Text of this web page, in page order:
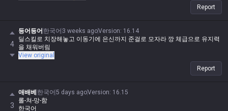
시버럴 체급이 앵간한 브루저보다 높은데 거리조절 ㅇㅈㄹ 이동기에 은신이
Report
4
등어등어 한국어 3 weeks agoVersion: 16.14
딜스킬로 치장해놓고 이동기에 은신까지 준걸로 모자라 깡 체급으로 유지력
을 채워버림
View original
Report
3
애배베 한국어 5 days agoVersion: 16.15
롤-쳐-망-함
한국어